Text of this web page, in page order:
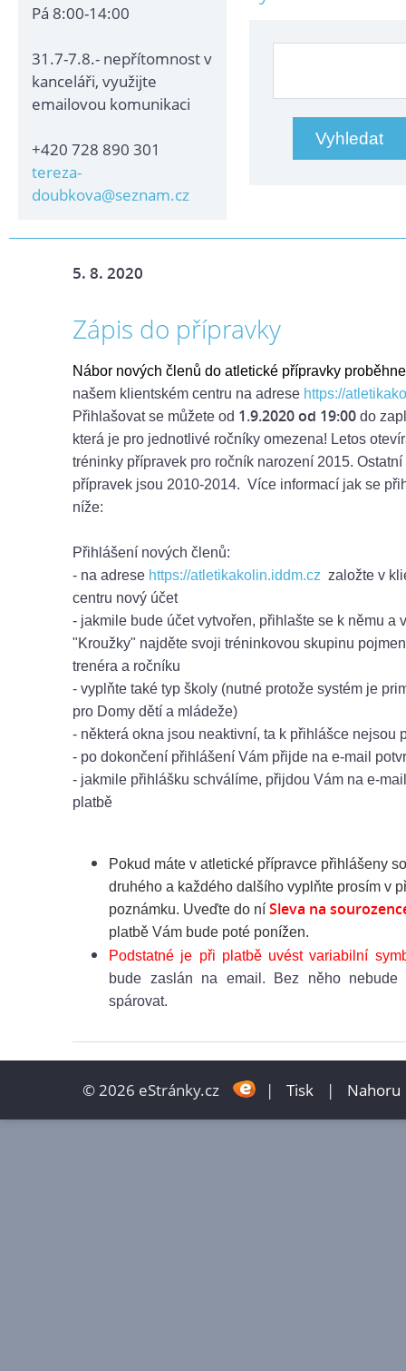
Pá 8:00-14:00
31.7-7.8.- nepřítomnost v
kanceláři, využijte
emailovou komunikaci
+420 728 890 301
tereza-
doubkova@seznam.cz
5. 8. 2020
Zápis do přípravky
Nábor nových členů do atletické přípravky
našem klientském centru na adrese https://
Přihlašovat se můžete od 1.9.2020 od 19:00 do
která je pro jednotlivé ročníky omezena! Letos
tréninky přípravek pro ročník narození 2015. Ostatní
přípravek jsou 2010-2014. Více informací jak se
níže:
Přihlášení nových členů:
- na adrese https://atletikakolin.iddm.cz založte v
centru nový účet
- jakmile bude účet vytvořen, přihlašte se k němu a
"Kroužky" najděte svoji tréninkovou skupinu
trenéra a ročníku
- vyplňte také typ školy (nutné protože systém je
pro Domy dětí a mládeže)
- některá okna jsou neaktivní, ta k přihlášce nejsou
- po dokončení přihlášení Vám přijde na e-mail
- jakmile přihlášku schválíme, přijdou Vám na e-
platbě
Pokud máte v atletické přípravce přihlášeny
druhého a každého dalšího vyplňte prosím v
poznámku. Uveďte do ní Sleva na
platbě Vám bude poté ponížen.
Podstatné je při platbě uvést variabilní
bude zaslán na email. Bez něho nebude
spárovat.
© 2026 eStránky.cz | Tisk | Nahoru